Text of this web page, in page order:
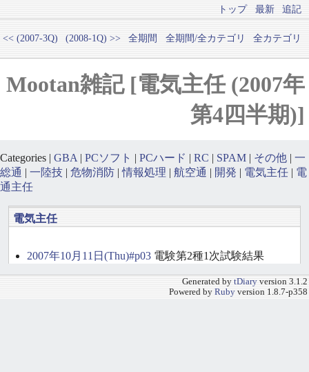
トップ 最新 追記
<< (2007-3Q) (2008-1Q) >> 全期間 全期間/全カテゴリ 全カテゴリ
Mootan雑記 [電気主任 (2007年
第4四半期)]
Categories | GBA | PCソフト | PCハード | RC | SPAM | その他 | 一
総通 | 一陸技 | 危物消防 |情報処理 | 航空通 | 開発 | 電気主任 | 電
通主任
電気主任
2007年10月11日(Thu)#p03 電験第2種1次試験結果
Generated by tDiary version 3.1.2
Powered by Ruby version 1.8.7-p358